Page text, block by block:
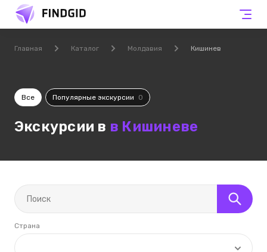
Главная Каталог Молдавия Кишинев
Все Популярные экскурсии 0
Экскурсии в в Кишиневе
Страна